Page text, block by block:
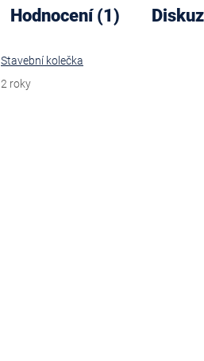
Hodnocení (1)
Stavební kolečka
2 roky